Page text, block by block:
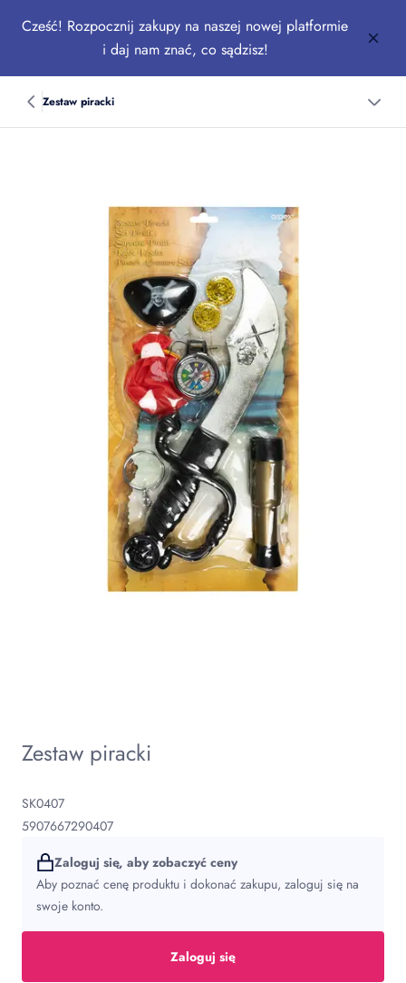
Cześć! Rozpocznij zakupy na naszej nowej platformie
i daj nam znać, co sądzisz!
Zestaw piracki
Zestaw piracki
SK0407
5907667290407
Zaloguj się, aby zobaczyć ceny
Aby poznać cenę produktu i dokonać zakupu, zaloguj się na
swoje konto.
Zaloguj się